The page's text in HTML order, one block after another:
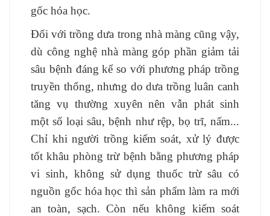
gốc hóa học.
Đối với trồng dưa trong nhà màng cũng vậy,
dù công nghệ nhà màng góp phần giảm tải
sâu bệnh đáng kể so với phương pháp trồng
truyền thống, nhưng do dưa trồng luân canh
tăng vụ thường xuyên nên vẫn phát sinh
một số loại sâu, bệnh như rệp, bọ trĩ, nấm...
Chỉ khi người trồng kiểm soát, xử lý được
tốt khâu phòng trừ bệnh bằng phương pháp
vi sinh, không sử dụng thuốc trừ sâu có
nguồn gốc hóa học thì sản phẩm làm ra mới
an toàn, sạch. Còn nếu không kiểm soát